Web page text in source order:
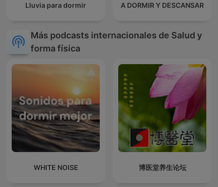
Lluvia para dormir A DORMIR Y DESCANSAR
Más podcasts internacionales de Salud y
forma física
WHITE NOISE 博医堂养生论坛